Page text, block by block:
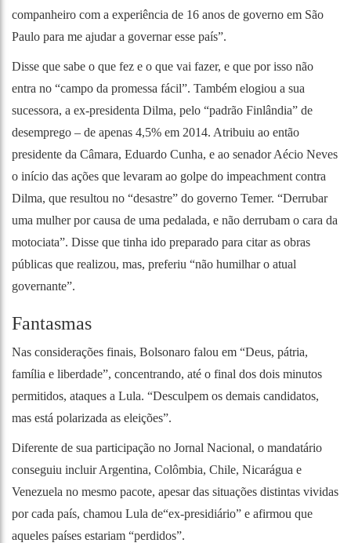
companheiro com a experiência de 16 anos de governo em São
Paulo para me ajudar a governar esse país”.
Disse que sabe o que fez e o que vai fazer, e que por isso não
entra no “campo da promessa fácil”. Também elogiou a sua
sucessora, a ex-presidenta Dilma, pelo “padrão Finlândia” de
desemprego – de apenas 4,5% em 2014. Atribuiu ao então
presidente da Câmara, Eduardo Cunha, e ao senador Aécio Neves
o início das ações que levaram ao golpe do impeachment contra
Dilma, que resultou no “desastre” do governo Temer. “Derrubar
uma mulher por causa de uma pedalada, e não derrubam o cara da
motociata”. Disse que tinha ido preparado para citar as obras
públicas que realizou, mas, preferiu “não humilhar o atual
governante”.
Fantasmas
Nas considerações finais, Bolsonaro falou em “Deus, pátria,
família e liberdade”, concentrando, até o final dos dois minutos
permitidos, ataques a Lula. “Desculpem os demais candidatos,
mas está polarizada as eleições”.
Diferente de sua participação no Jornal Nacional, o mandatário
conseguiu incluir Argentina, Colômbia, Chile, Nicarágua e
Venezuela no mesmo pacote, apesar das situações distintas vividas
por cada país, chamou Lula de“ex-presidiário” e afirmou que
aqueles países estariam “perdidos”.